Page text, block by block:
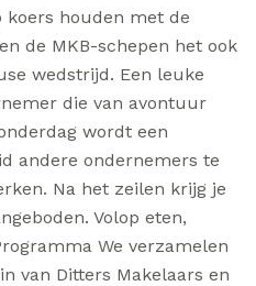
houden met de
de MKB-schepen het ook
wedstrijd. Een leuke
die van avontuur
wordt een
andere ondernemers te
Na het zeilen krijg je
Volop eten,
We verzamelen
van Ditters Makelaars en